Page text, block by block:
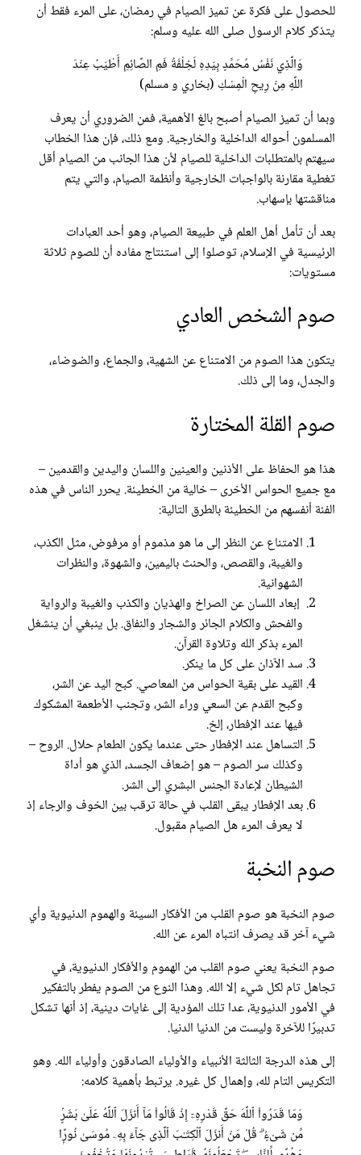
للحصول على فكرة عن تميز الصيام في رمضان، على المرء فقط أن
يتذكر كلام الرسول صلى الله عليه وسلم:
وَالَّذِي نَفْسُ مُحَمَّدٍ بِيَدِهِ لَخِلْفَةُ فَمِ الصَّائِمِ أَطْيَبُ عِنْدَ
اللَّهِ مِنْ رِيحِ الْمِسْكِ (بخاري و مسلم)
وبما أن تميز الصيام أصبح بالغ الأهمية، فمن الضروري أن يعرف
المسلمون أحواله الداخلية والخارجية. ومع ذلك، فإن هذا الخطاب
سيهتم بالمتطلبات الداخلية للصيام لأن هذا الجانب من الصيام أقل
تغطية مقارنة بالواجبات الخارجية وأنظمة الصيام، والتي يتم
مناقشتها بإسهاب.
بعد أن تأمل أهل العلم في طبيعة الصيام، وهو أحد العبادات
الرئيسية في الإسلام، توصلوا إلى استنتاج مفاده أن للصوم ثلاثة
مستويات:
صوم الشخص العادي
يتكون هذا الصوم من الامتناع عن الشهية، والجماع، والضوضاء،
والجدل، وما إلى ذلك.
صوم القلة المختارة
هذا هو الحفاظ على الأذنين والعينين واللسان واليدين والقدمين –
مع جميع الحواس الأخرى – خالية من الخطيئة. يحرر الناس في هذه
الفئة أنفسهم من الخطيئة بالطرق التالية:
الامتناع عن النظر إلى ما هو مذموم أو مرفوض، مثل الكذب،
والغيبة، والقصص، والحنث باليمين، والشهوة، والنظرات
الشهوانية.
إبعاد اللسان عن الصراخ والهذيان والكذب والغيبة والرواية
والفحش والكلام الجائر والشجار والنفاق. بل ينبغي أن ينشغل
المرء بذكر الله وتلاوة القرآن.
سد الآذان على كل ما ينكر.
القيد على بقية الحواس من المعاصي. كبح اليد عن الشر،
وكبح القدم عن السعي وراء الشر، وتجنب الأطعمة المشكوك
فيها عند الإفطار، إلخ.
التساهل عند الإفطار حتى عندما يكون الطعام حلال. الروح –
وكذلك سر الصوم – هو إضعاف الجسد، الذي هو أداة
الشيطان لإعادة الجنس البشري إلى الشر.
بعد الإفطار يبقى القلب في حالة ترقب بين الخوف والرجاء إذ
لا يعرف المرء هل الصيام مقبول.
صوم النخبة
صوم النخبة هو صوم القلب من الأفكار السيئة والهموم الدنيوية وأي
شيء آخر قد يصرف انتباه المرء عن الله.
صوم النخبة يعني صوم القلب من الهموم والأفكار الدنيوية، في
تجاهل تام لكل شيء إلا الله. وهذا النوع من الصوم يفطر بالتفكير
في الأمور الدنيوية، عدا تلك المؤدية إلى غايات دينية، إذ أنها تشكل
تدبيرًا للآخرة وليست من الدنيا الدنيا.
إلى هذه الدرجة الثالثة الأنبياء والأولياء الصادقون وأولياء الله. وهو
التكريس التام لله، وإهمال كل غيره. يرتبط بأهمية كلامه:
وَمَا قَدَرُوا۟ ٱللَّهَ حَقَّ قَدْرِهِۦٓ إِذْ قَالُوا۟ مَآ أَنزَلَ ٱللَّهُ عَلَىٰ بَشَرٍۢ
مِّن شَىْءٍۢ ۗ قُلْ مَنْ أَنزَلَ ٱلْكِتَـٰبَ ٱلَّذِى جَآءَ بِهِۦ مُوسَىٰ نُورًۭا